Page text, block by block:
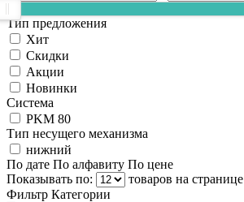
Тип предложения
Хит
Скидки
Акции
Новинки
Система
PKM 80
Тип несущего механизма
нижний
По дате По алфавиту По цене
Показывать по:
товаров на странице
Фильтр Категории